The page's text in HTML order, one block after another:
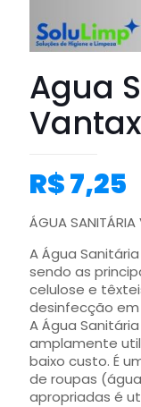
Agua
R$7,25
ÁGUA SANITÁRIA
A Água
sendo as
celulose e
desinfecção em
A Água
amplamente
baixo custo. É
de roupas
apropriadas é